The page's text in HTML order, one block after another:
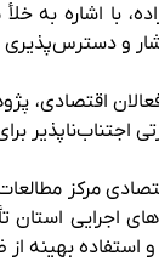
با اشاره به
و
اقتصادی،
مرکز
استان
بهینه از